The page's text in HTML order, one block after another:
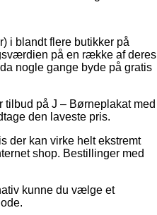
i blandt flere butikker på
på en række af deres
nogle gange byde på gratis
tilbud på J – Børneplakat med
den laveste pris.
der kan virke helt ekstremt
shop. Bestillinger med
kunne du vælge et